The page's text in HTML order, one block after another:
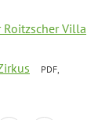
Villa
PDF,